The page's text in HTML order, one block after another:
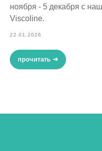
ноября - 5 декабря с
Viscoline.
22.01.2026
прочитать ➜